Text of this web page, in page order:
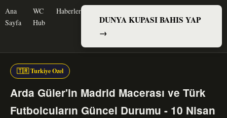
Ana
Sayfa
WC
Hub
Haberler
DUNYA KUPASI BAHIS YAP
→
🇹🇷 Turkiye Ozel
Arda Güler'in Madrid Macerası ve Türk
Futbolcuların Güncel Durumu - 10 Nisan